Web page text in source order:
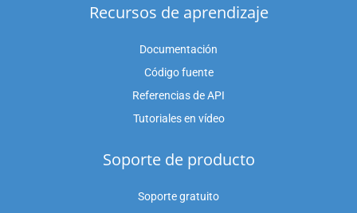
Recursos de aprendizaje
Documentación
Código fuente
Referencias de API
Tutoriales en vídeo
Soporte de producto
Soporte gratuito